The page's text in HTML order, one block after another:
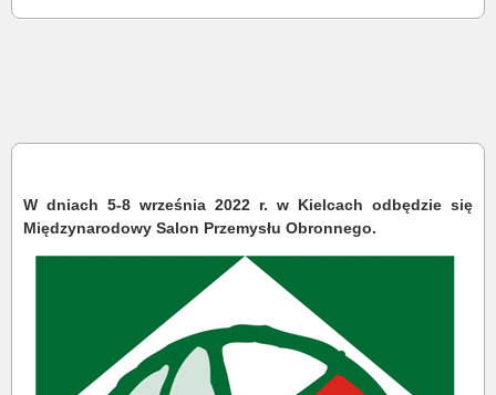
W dniach 5-8 września 2022 r. w Kielcach odbędzie się
Międzynarodowy Salon Przemysłu Obronnego.